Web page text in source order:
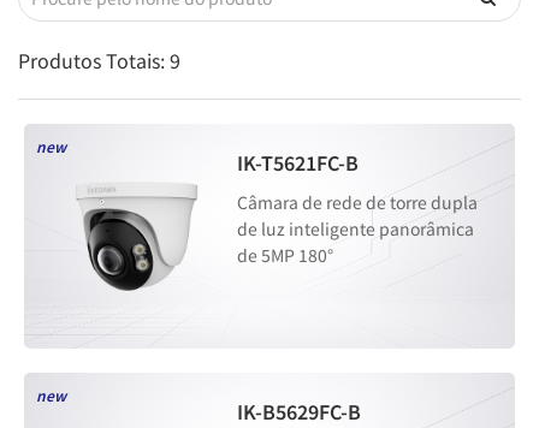
Produtos Totais:9
new
IK-T5621FC-B
Câmara de rede de torre dupla
de luz inteligente panorâmica
de 5MP 180°
new
IK-B5629FC-B